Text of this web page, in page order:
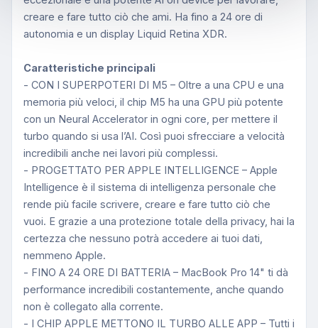
creare e fare tutto ciò che ami. Ha fino a 24 ore di
autonomia e un display Liquid Retina XDR.
Caratteristiche principali
- CON I SUPERPOTERI DI M5 – Oltre a una CPU e una
memoria più veloci, il chip M5 ha una GPU più potente
con un Neural Accelerator in ogni core, per mettere il
turbo quando si usa l’AI. Così puoi sfrecciare a velocità
incredibili anche nei lavori più complessi.
- PROGETTATO PER APPLE INTELLIGENCE – Apple
Intelligence è il sistema di intelligenza personale che
rende più facile scrivere, creare e fare tutto ciò che
vuoi. E grazie a una protezione totale della privacy, hai la
certezza che nessuno potrà accedere ai tuoi dati,
nemmeno Apple.
- FINO A 24 ORE DI BATTERIA – MacBook Pro 14" ti dà
performance incredibili costantemente, anche quando
non è collegato alla corrente.
- I CHIP APPLE METTONO IL TURBO ALLE APP – Tutti i